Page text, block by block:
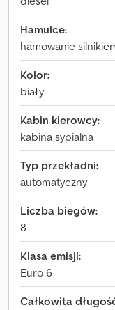
Hamulce:
hamowanie
Kolor:
biały
Kabin kierowcy:
kabina sypialna
Typ przekładni:
automatyczny
Liczba biegów:
8
Klasa emisji:
Euro 6
Całkowita